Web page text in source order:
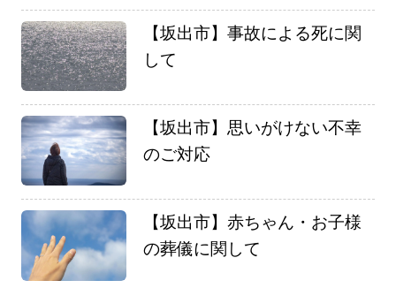
【坂出市】事故による死に関
して
【坂出市】思いがけない不幸
のご対応
【坂出市】赤ちゃん・お子様
の葬儀に関して